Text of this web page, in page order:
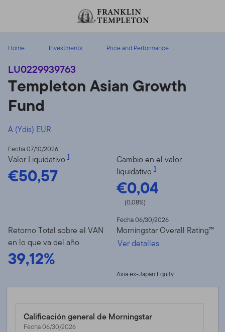
Home Investments Price and Performance
LU0229939763
Templeton Asian Growth
Fund
A (Ydis) EUR
Fecha 07/10/2026
Valor Liquidativo 1
€50,57
Cambio en el valor
liquidativo 1
€0,04
(0,08%)
Retorno Total sobre el VAN
en lo que va del año
39,12%
Fecha 06/30/2026
Morningstar Overall Rating™
Ver detalles
Asia ex-Japan Equity
Calificación general de Morningstar
Fecha 06/30/2026